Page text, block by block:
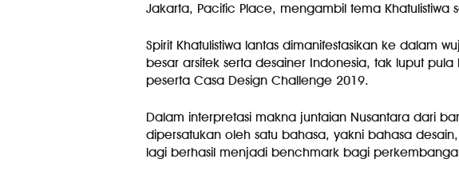
Jakarta, Pacific Place, mengambil tema
Spirit Khatulistiwa lantas dimanifestasikan ke dalam
besar arsitek serta desainer Indonesia, tak luput
peserta Casa Design Challenge 2019.
Dalam interpretasi makna juntaian Nusantara dari
dipersatukan oleh satu bahasa, yakni bahasa
lagi berhasil menjadi benchmark bagi